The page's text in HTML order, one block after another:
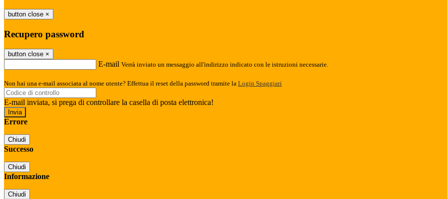
button close ×
Recupero password
button close ×
E-mail Verrà inviato un messaggio all'indirizzo indicato con le istruzioni necessarie.
Non hai una e-mail associata al nome utente? Effettua il reset della password tramite la Login Spaggiari
E-mail inviata, si prega di controllare la casella di posta elettronica!
Errore
Chiudi
Successo
Chiudi
Informazione
Chiudi